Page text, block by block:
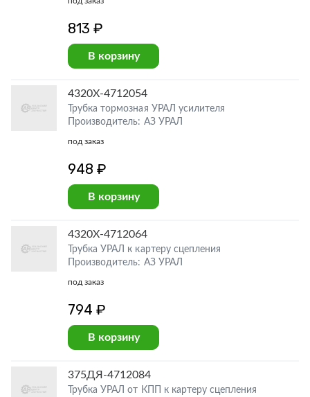
813 ₽
В корзину
4320Х-4712054
Трубка тормозная УРАЛ усилителя
Производитель: АЗ УРАЛ
под заказ
948 ₽
В корзину
4320Х-4712064
Трубка УРАЛ к картеру сцепления
Производитель: АЗ УРАЛ
под заказ
794 ₽
В корзину
375ДЯ-4712084
Трубка УРАЛ от КПП к картеру сцепления